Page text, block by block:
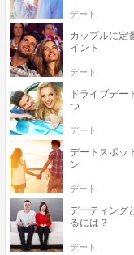
デート
カップルに定
イント
デート
ドライブデー
つ
デート
デートスポッ
ン
デート
デーティング
るには？
デート